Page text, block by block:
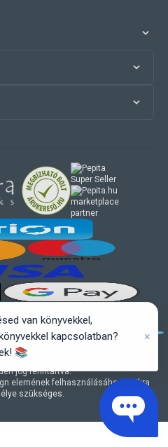
jog fenntartva.
elemének felhasználásához a Libra
szükséges.
marketplace
partner
van könyvekkel,
kapcsolatban?
📚
×